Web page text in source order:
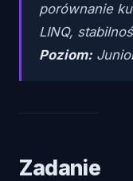
porównanie
LINQ,
Poziom:
Zadanie